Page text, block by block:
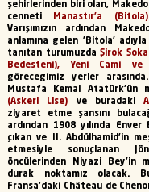
şehirlerinden biri olan,
cenneti
Manastır’a
Varışımızın ardından
anlamına gelen 'Bitola'
tanıtan turumuzdaŞirok
Bedesteni), Yeni Cami ve
göreceğimiz yerler arasında.
Mustafa Kemal Atatürk’ün
(Askeri Lise) ve buradaki
ziyaret etme şansını
ardından 1908 yılında
çıkan ve II. Abdülhamid’in
etmesiyle sonuçlanan
öncülerinden Niyazi Bey’in
durak noktamız olacak.
Fransa’daki Château de